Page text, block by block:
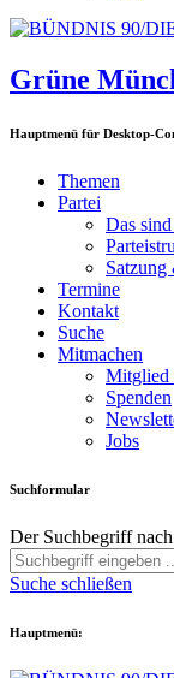
Grüne
Hauptmenü für Desktop-
Themen
Partei
Das
Satzung
Termine
Kontakt
Suche
Mitmachen
Mitglied
Spenden
Jobs
Suchformular
Der Suchbegriff
Suche schließen
Hauptmenü: